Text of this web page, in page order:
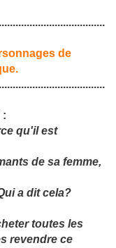
de
:
qu'il est
de sa femme,
a dit cela?
toutes les
revendre ce